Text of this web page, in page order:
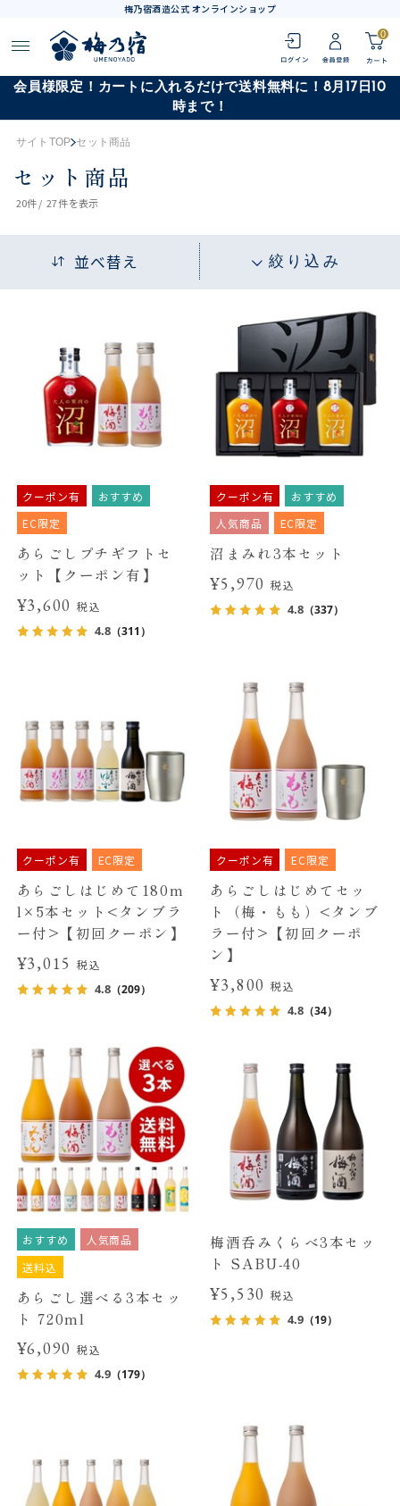
梅乃宿酒造公式 オンラインショップ
0
会員様限定！カートに入れるだけで送料無料に！8月17日10
時まで！
サイトTOP セット商品
セット商品
20件 / 27件を表示
並べ替え 絞り込み
クーポン有
おすすめ
EC限定
あらごしプチギフトセ
ット【クーポン有】
¥3,600税込
4.8（311）
クーポン有
おすすめ
人気商品
EC限定
沼まみれ3本セット
¥5,970 税込
4.8 （337）
クーポン有 EC限定
あらごしはじめて180m
l×5本セット<タンブラ
ー付>【初回クーポン】
¥3,015税込
4.8（209）
クーポン有 EC限定
あらごしはじめてセッ
ト（梅・もも）<タンブ
ラー付>【初回クーポ
ン】
¥3,800 税込
4.8 （34）
おすすめ
人気商品
送料込
あらごし選べる3本セッ
ト 720ml
¥6,090税込
4.9（179）
梅酒呑みくらべ3本セッ
ト SABU-40
¥5,530 税込
4.9 （19）